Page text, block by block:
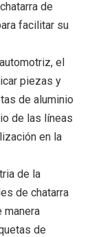
de
facilitar su
el
piezas y
de aluminio
de las líneas
en la
de la
de chatarra
manera
de